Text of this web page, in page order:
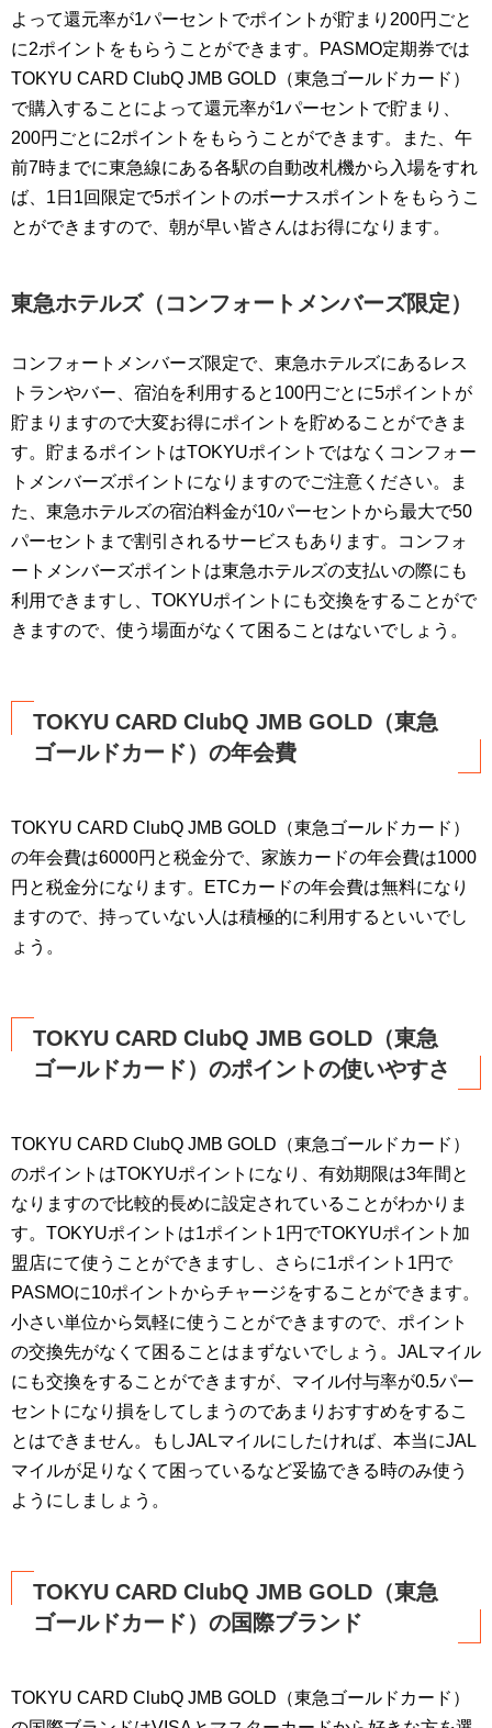
よって還元率が1パーセントでポイントが貯まり200円ごと
に2ポイントをもらうことができます。PASMO定期券では
TOKYU CARD ClubQ JMB GOLD（東急ゴールドカード）
で購入することによって還元率が1パーセントで貯まり、
200円ごとに2ポイントをもらうことができます。また、午
前7時までに東急線にある各駅の自動改札機から入場をすれ
ば、1日1回限定で5ポイントのボーナスポイントをもらうこ
とができますので、朝が早い皆さんはお得になります。
東急ホテルズ（コンフォートメンバーズ限定）
コンフォートメンバーズ限定で、東急ホテルズにあるレス
トランやバー、宿泊を利用すると100円ごとに5ポイントが
貯まりますので大変お得にポイントを貯めることができま
す。貯まるポイントはTOKYUポイントではなくコンフォー
トメンバーズポイントになりますのでご注意ください。ま
た、東急ホテルズの宿泊料金が10パーセントから最大で50
パーセントまで割引されるサービスもあります。コンフォ
ートメンバーズポイントは東急ホテルズの支払いの際にも
利用できますし、TOKYUポイントにも交換をすることがで
きますので、使う場面がなくて困ることはないでしょう。
TOKYU CARD ClubQ JMB GOLD（東急
ゴールドカード）の年会費
TOKYU CARD ClubQ JMB GOLD（東急ゴールドカード）
の年会費は6000円と税金分で、家族カードの年会費は1000
円と税金分になります。ETCカードの年会費は無料になり
ますので、持っていない人は積極的に利用するといいでし
ょう。
TOKYU CARD ClubQ JMB GOLD（東急
ゴールドカード）のポイントの使いやすさ
TOKYU CARD ClubQ JMB GOLD（東急ゴールドカード）
のポイントはTOKYUポイントになり、有効期限は3年間と
なりますので比較的長めに設定されていることがわかりま
す。TOKYUポイントは1ポイント1円でTOKYUポイント加
盟店にて使うことができますし、さらに1ポイント1円で
PASMOに10ポイントからチャージをすることができます。
小さい単位から気軽に使うことができますので、ポイント
の交換先がなくて困ることはまずないでしょう。JALマイル
にも交換をすることができますが、マイル付与率が0.5パー
セントになり損をしてしまうのであまりおすすめをするこ
とはできません。もしJALマイルにしたければ、本当にJAL
マイルが足りなくて困っているなど妥協できる時のみ使う
ようにしましょう。
TOKYU CARD ClubQ JMB GOLD（東急
ゴールドカード）の国際ブランド
TOKYU CARD ClubQ JMB GOLD（東急ゴールドカード）